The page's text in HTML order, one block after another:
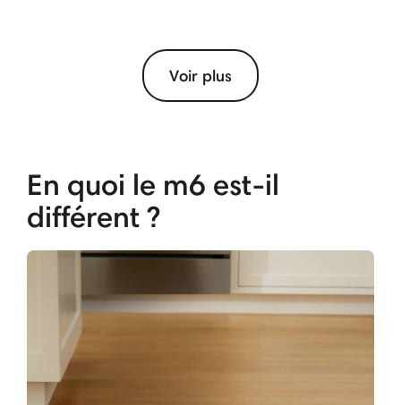
Voir plus
En quoi le m6 est-il
différent ?